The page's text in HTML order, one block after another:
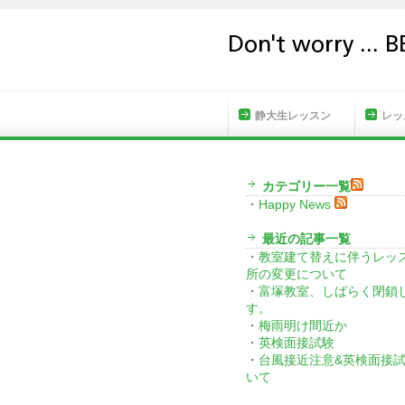
HOME レ
静大生レッスン
カテゴリー一覧
・ Happy News
最近の記事一覧
・ 教室建て替えに伴うレッ
所の変更について
・ 富塚教室、しばらく閉鎖
す。
・ 梅雨明け間近か
・ 英検面接試験
・ 台風接近注意&英検面接
いて